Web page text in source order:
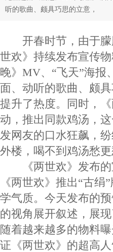
听的歌曲、颇具巧思的立意，
开春时节，由于朦
世欢》持续发布宣传
晚》MV、“飞天”海报
面、动听的歌曲、颇
提升了热度。同时，
动，推出同款鸡汤，
发网友的口水狂飙，
外楼，喝不到鸡汤愁更
《两世欢》发布的
《两世欢》推出“古
学气质。今天发布的
的视角展开叙述，展
随着越来越多的物料
证《两世欢》的超高人